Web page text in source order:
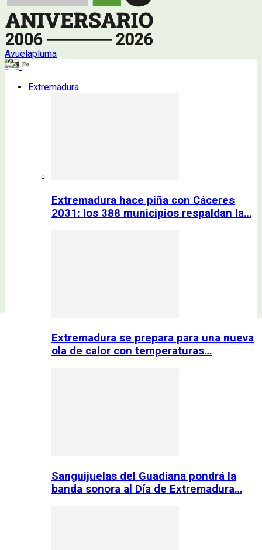
Avuelapluma
Extremadura
Extremadura hace piña con Cáceres
2031: los 388 municipios respaldan la…
Extremadura se prepara para una nueva
ola de calor con temperaturas…
Sanguijuelas del Guadiana pondrá la
banda sonora al Día de Extremadura…